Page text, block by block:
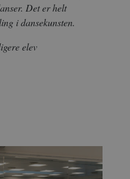
Det er helt
i dansekunsten.
elev